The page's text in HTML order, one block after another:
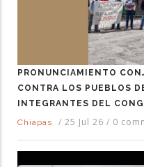
PRONUNCIAMIENTO
CONTRA LOS PUEBLOS
INTEGRANTES DEL
Chiapas
/ 25 Jul 26 / 0